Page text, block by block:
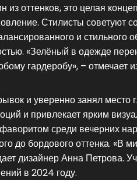
оттенков, это целая
Стилисты советуют
и стильного
«Зелёный в одежде
гардеробу», – отмечает
и уверенно занял место
и привлекает ярким
среди вечерних
до бордового оттенка. «В
дизайнер Анна Петрова.
в 2024 году.